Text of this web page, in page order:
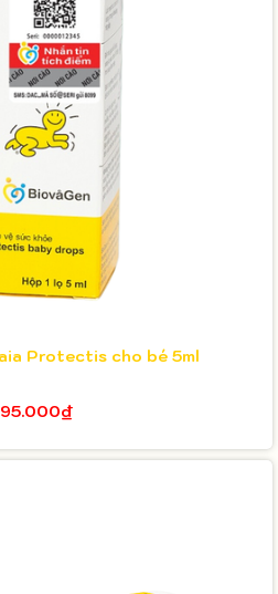
Protectis cho bé 5ml